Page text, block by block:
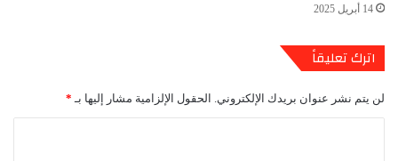
14 أبريل 2025
اترك تعليقاً
لن يتم نشر عنوان بريدك الإلكتروني. الحقول الإلزامية مشار إليها بـ *